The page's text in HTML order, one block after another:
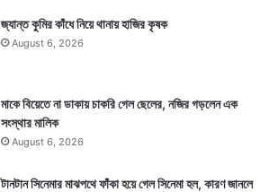
জ্যান্ত কুমির কাঁধে নিয়ে থানায় হাজির কৃষক
August 6, 2026
মাকে বিয়েতে না ডাকায় চাকরি গেল ছেলের, নজির গড়লেন এক
সংস্থার মালিক
August 6, 2026
টানটান সিনেমার মাঝপথে ফাঁকা হয়ে গেল সিনেমা হল, কারণ জানলে